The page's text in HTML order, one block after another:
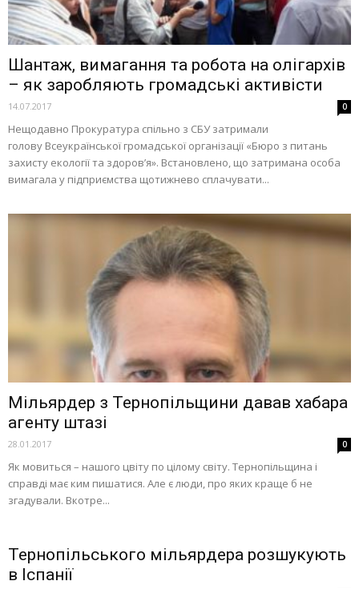
Шантаж, вимагання та робота на олігархів
– як заробляють громадські активісти
14.07.2017 0
Нещодавно Прокуратура спільно з СБУ затримали
голову Всеукраїнської громадської організації «Бюро з питань
захисту екології та здоров’я». Встановлено, що затримана особа
вимагала у підприємства щотижнево сплачувати...
Мільярдер з Тернопільщини давав хабара
агенту штазі
28.01.2017 0
Як мовиться – нашого цвіту по цілому світу. Тернопільщина і
справді має ким пишатися. Але є люди, про яких краще б не
згадували. Вкотре...
Тернопільського мільярдера розшукують
в Іспанії